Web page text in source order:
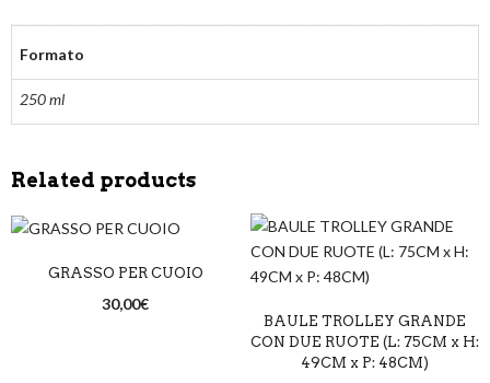
Formato
250 ml
Related products
GRASSO PER CUOIO
30,00€
BAULE TROLLEY GRANDE
CON DUE RUOTE (L: 75CM x H:
49CM x P: 48CM)